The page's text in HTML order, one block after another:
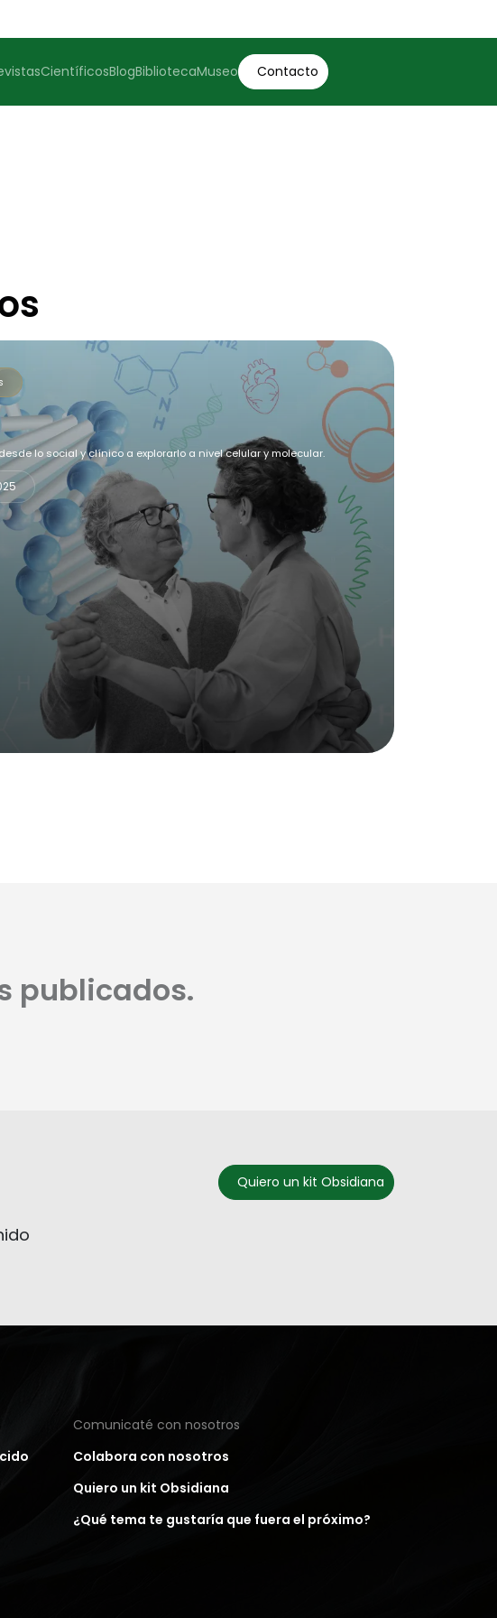
CientíficosBlogBibliotecaMuseo Contacto
lo social y clínico a explorarlo a nivel celular y molecular.
publicados.
Quiero un kit Obsidiana
Comunicaté con nosotros
Colabora con nosotros
Quiero un kit Obsidiana
¿Qué tema te gustaría que fuera el próximo?